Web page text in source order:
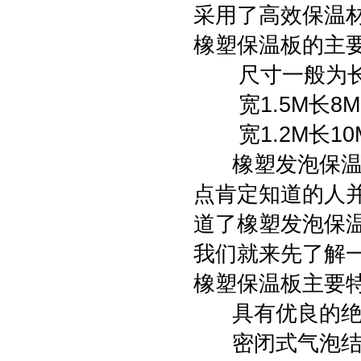
采用了高效保温
橡塑保温板的主
尺寸一般为
宽1.5M长8M
宽1.2M长
橡塑发泡保温
点肯定知道的人
道了橡塑发泡保
我们就来先了解
橡塑保温板主要
具有优良的绝
密闭式气泡结